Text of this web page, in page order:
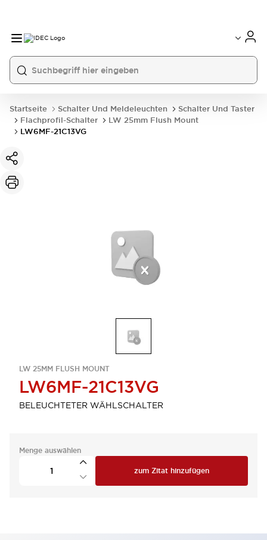
Startseite Schalter Und Meldeleuchten
Schalter Und Taster
Flachprofil-Schalter
LW 25mm Flush Mount
LW6MF-21C13VG
LW 25MM FLUSH MOUNT
LW6MF-21C13VG
BELEUCHTETER WÄHLSCHALTER
Menge auswählen
zum Zitat hinzufügen